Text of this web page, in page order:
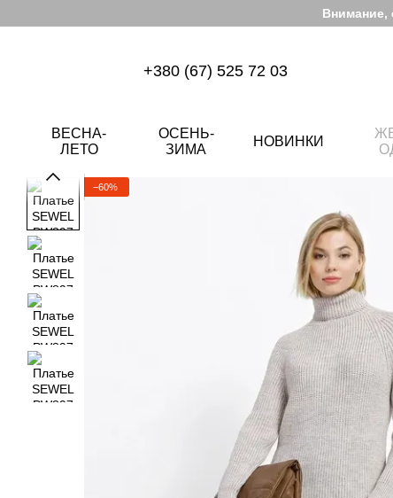
Внимание,
+380 (67) 525 72 03
ВЕСНА-
ЛЕТО
ОСЕНЬ-
ЗИМА
НОВИНКИ
−60%